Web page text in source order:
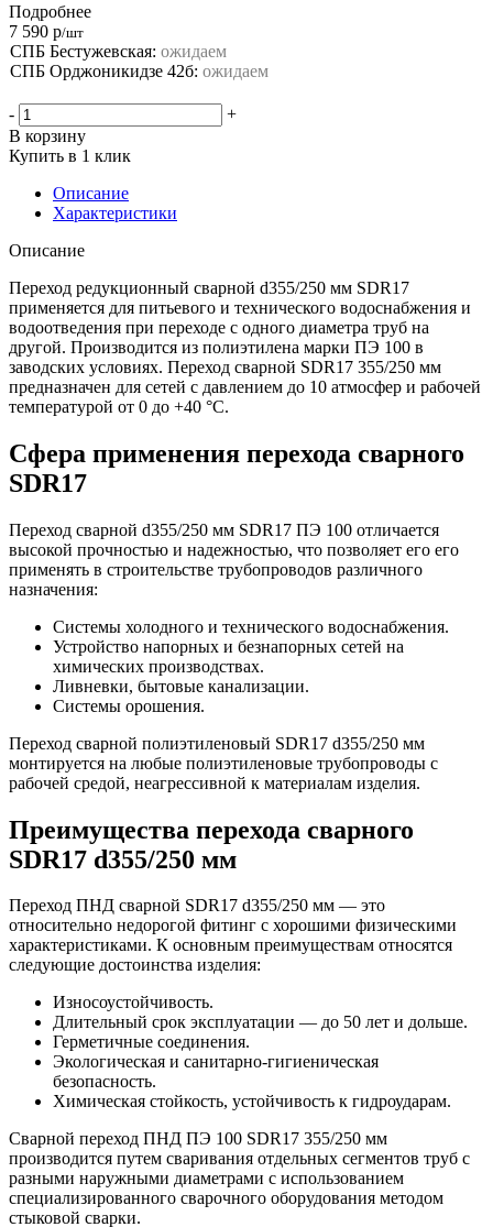
Подробнее
7 590 р/шт
СПБ Бестужевская: ожидаем
СПБ Орджоникидзе 42б: ожидаем
-
+
В корзину
Купить в 1 клик
Описание
Характеристики
Описание
Переход редукционный сварной d355/250 мм SDR17
применяется для питьевого и технического водоснабжения и
водоотведения при переходе с одного диаметра труб на
другой. Производится из полиэтилена марки ПЭ 100 в
заводских условиях. Переход сварной SDR17 355/250 мм
предназначен для сетей с давлением до 10 атмосфер и рабочей
температурой от 0 до +40 °С.
Сфера применения перехода сварного
SDR17
Переход сварной d355/250 мм SDR17 ПЭ 100 отличается
высокой прочностью и надежностью, что позволяет его его
применять в строительстве трубопроводов различного
назначения:
Системы холодного и технического водоснабжения.
Устройство напорных и безнапорных сетей на
химических производствах.
Ливневки, бытовые канализации.
Системы орошения.
Переход сварной полиэтиленовый SDR17 d355/250 мм
монтируется на любые полиэтиленовые трубопроводы с
рабочей средой, неагрессивной к материалам изделия.
Преимущества перехода сварного
SDR17 d355/250 мм
Переход ПНД сварной SDR17 d355/250 мм — это
относительно недорогой фитинг с хорошими физическими
характеристиками. К основным преимуществам относятся
следующие достоинства изделия:
Износоустойчивость.
Длительный срок эксплуатации — до 50 лет и дольше.
Герметичные соединения.
Экологическая и санитарно-гигиеническая
безопасность.
Химическая стойкость, устойчивость к гидроударам.
Сварной переход ПНД ПЭ 100 SDR17 355/250 мм
производится путем сваривания отдельных сегментов труб с
разными наружными диаметрами с использованием
специализированного сварочного оборудования методом
стыковой сварки.